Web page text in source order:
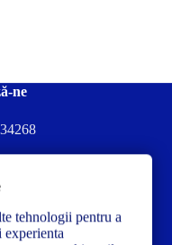
ne
forma.com
315300 Romania
tehnologii pentru a